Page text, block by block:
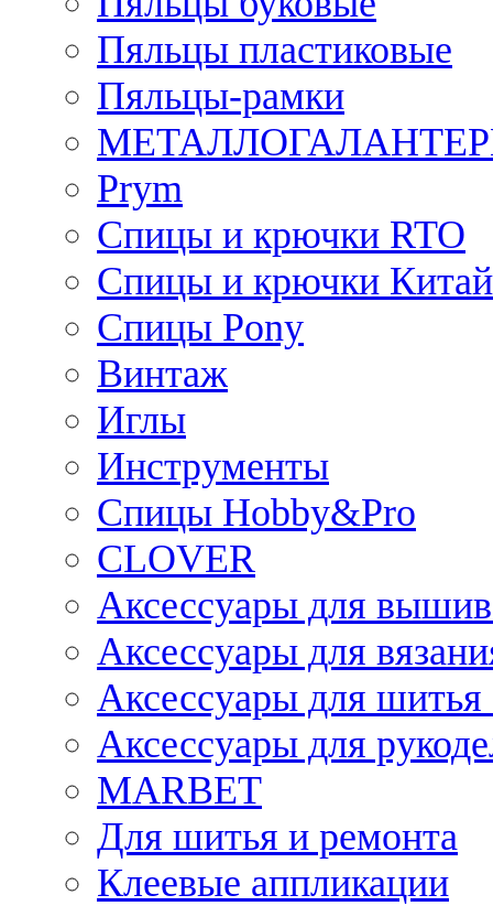
Пяльцы пластиковые
Пяльцы-рамки
Prym
Спицы и крючки RTO
Спицы и крючки Китай
Спицы Pony
Винтаж
Иглы
Инструменты
Спицы Hobby&Pro
CLOVER
Аксессуары для
Аксессуары для
Аксессуары для
Аксессуары для
MARBET
Для шитья и ремонта
Клеевые аппликации